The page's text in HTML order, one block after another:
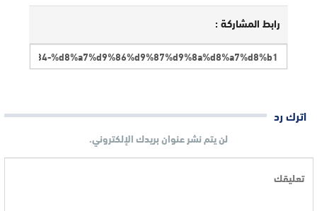
رابط المشاركة :
اترك رد
لن يتم نشر عنوان بريدك الإلكتروني.